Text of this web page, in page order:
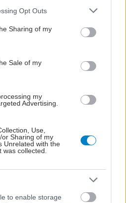
app uses one or more Google
behaviour. You may click to
and its third-party tags to
purposes in below Google
Opt Outs
Sharing of my
Sale of my
my
Advertising.
Use,
Sharing of my
Unrelated with the
collected.
to enable storage